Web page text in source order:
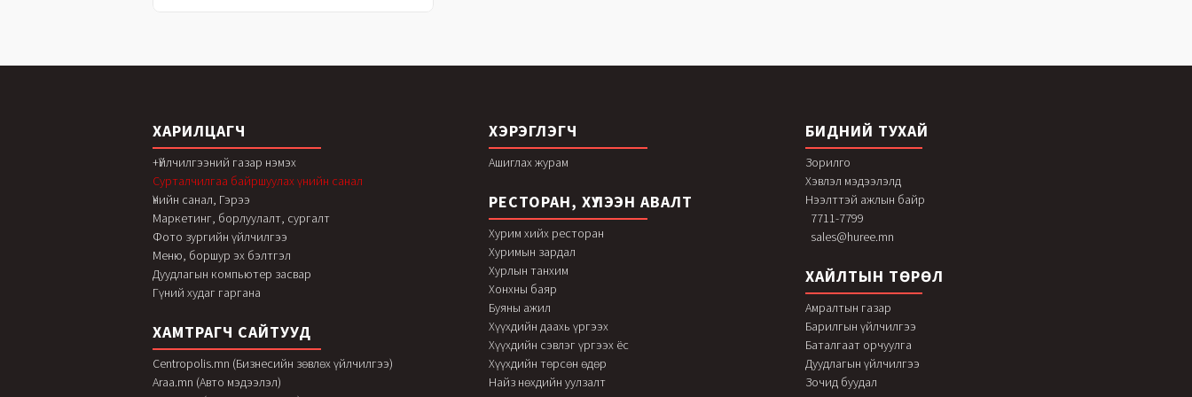
ХАРИЛЦАГЧ
+Үйлчилгээний газар нэмэх
Сурталчилгаа байршуулах үнийн санал
Үнийн санал, Гэрээ
Маркетинг, борлуулалт, сургалт
Фото зургийн үйлчилгээ
Меню, боршур эх бэлтгэл
Дуудлагын компьютер засвар
Гүний худаг гаргана
ХАМТРАГЧ САЙТУУД
Centropolis.mn (Бизнесийн зөвлөх үйлчилгээ)
Araa.mn (Авто мэдээлэл)
ХЭРЭГЛЭГЧ
Ашиглах журам
РЕСТОРАН, ХҮЛЭЭН АВАЛТ
Хурим хийх ресторан
Хуримын зардал
Хурлын танхим
Хонхны баяр
Буяны ажил
Хүүхдийн даахь үргээх
Хүүхдийн сэвлэг үргээх ёс
Хүүхдийн төрсөн өдөр
Найз нөхдийн уулзалт
БИДНИЙ ТУХАЙ
Зорилго
Хэвлэл мэдээлэлд
Нээлттэй ажлын байр
7711-7799
sales@huree.mn
ХАЙЛТЫН ТӨРӨЛ
Амралтын газар
Барилгын үйлчилгээ
Баталгаат орчуулга
Дуудлагын үйлчилгээ
Зочид буудал